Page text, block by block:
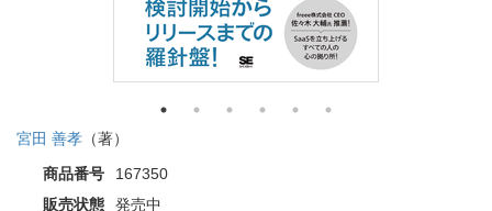
宮田 善孝 （著）
商品番号
167350
販売状態
発売中